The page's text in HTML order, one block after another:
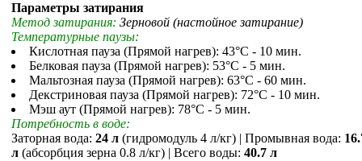
Параметры затирания
Метод затирания: Зерновой (настойное затирание)
Температурные паузы:
Кислотная пауза (Прямой нагрев): 43°С - 10 мин.
Белковая пауза (Прямой нагрев): 53°С - 5 мин.
Мальтозная пауза (Прямой нагрев): 63°С - 60 мин.
Декстриновая пауза (Прямой нагрев): 72°С - 10 мин.
Мэш аут (Прямой нагрев): 78°С - 5 мин.
Потребность в воде:
Заторная вода: 24 л (гидромодуль 4 л/кг) | Промывная вода:
л (абсорбция зерна 0.8 л/кг) | Всего воды: 40.7 л